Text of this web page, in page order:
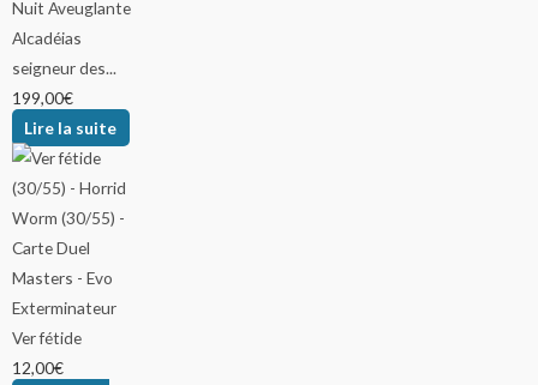
Alcadéias
seigneur des...
199,00€
Lire la suite
Ver fétide
12,00€